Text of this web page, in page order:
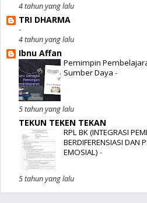
4 tahun yang lalu
TRI DHARMA
-
4 tahun yang lalu
Ibnu Affan
Pemimpin
Sumber Daya -
5 tahun yang lalu
TEKUN TEKEN TEKAN
RPL BK (INTEGRASI
BERDIFERENSIASI DAN
EMOSIAL) -
5 tahun yang lalu